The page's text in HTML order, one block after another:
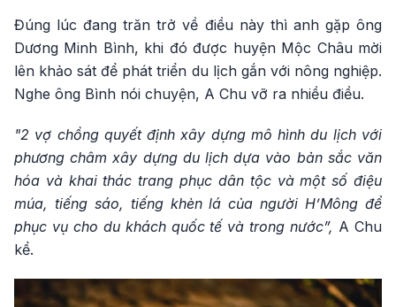
Đúng lúc đang trăn trở về điều này thì anh gặp ông
Dương Minh Bình, khi đó được huyện Mộc Châu mời
lên khảo sát để phát triển du lịch gắn với nông nghiệp.
Nghe ông Bình nói chuyện, A Chu vỡ ra nhiều điều.
"2 vợ chồng quyết định xây dựng mô hình du lịch với
phương châm xây dựng du lịch dựa vào bản sắc văn
hóa và khai thác trang phục dân tộc và một số điệu
múa, tiếng sáo, tiếng khèn lá của người H’Mông để
phục vụ cho du khách quốc tế và trong nước”, A Chu
kể.